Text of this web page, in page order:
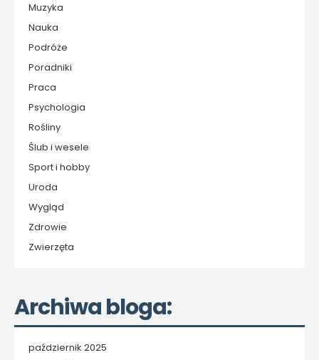
Muzyka
Nauka
Podróże
Poradniki
Praca
Psychologia
Rośliny
Ślub i wesele
Sport i hobby
Uroda
Wygląd
Zdrowie
Zwierzęta
Archiwa bloga:
październik 2025